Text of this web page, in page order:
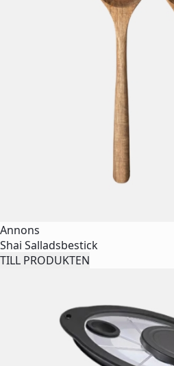
Annons
Shai Salladsbestick
TILL PRODUKTEN